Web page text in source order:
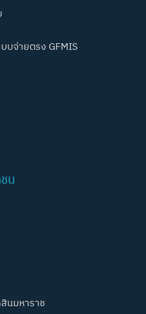
บจ่ายตรง GFMIS
น
นมหาราช